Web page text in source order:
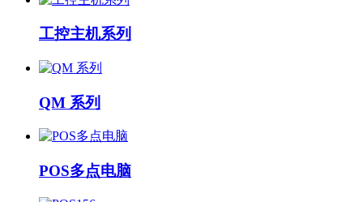
工控主机系列
QM 系列
POS多点电脑